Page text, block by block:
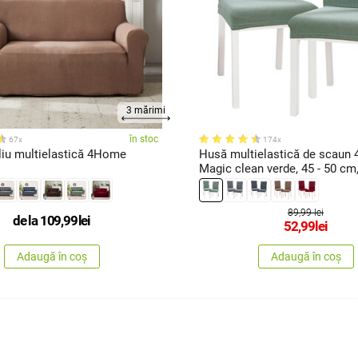
3 mărimi
67x în stoc
multielastică 4Home
de la109,99lei
Adaugă în coș
174x
Husă multielastică de scaun
Magic clean verde, 45 - 50
buc.
89,99 lei
52,99lei
Adaugă în coș